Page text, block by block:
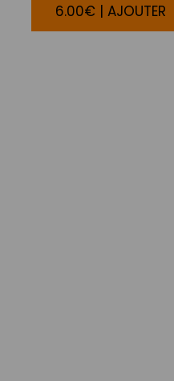
6.00€ | AJOUTER